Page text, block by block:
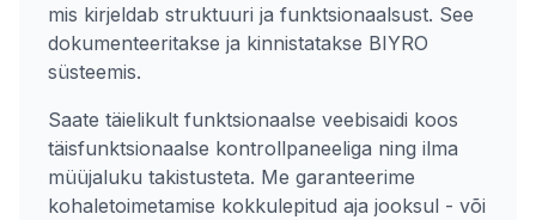
mis kirjeldab struktuuri ja funktsionaalsust. See
dokumenteeritakse ja kinnistatakse BIYRO
süsteemis.
Saate täielikult funktsionaalse veebisaidi koos
täisfunktsionaalse kontrollpaneeliga ning ilma
müüjaluku takistusteta. Me garanteerime
kohaletoimetamise kokkulepitud aja jooksul - või